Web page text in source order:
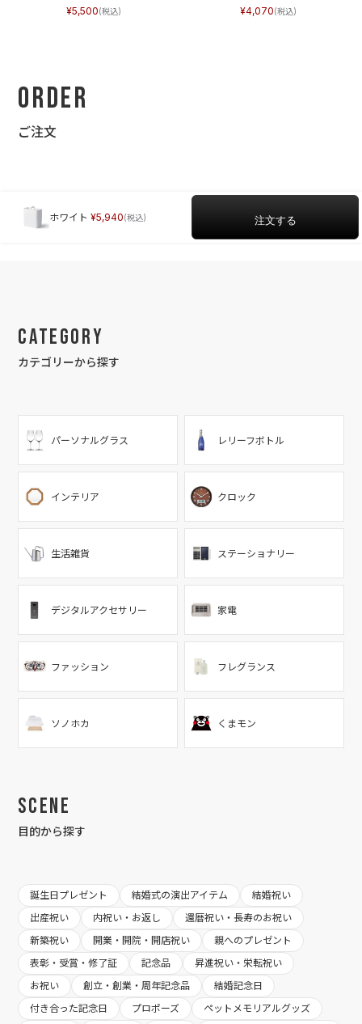
5,500
4,070
Order
ご注文
ホワイト 5,940
Category
カテゴリーから探す
パーソナルグラス レリーフボトル
インテリア クロック
生活雑貨 ステーショナリー
デジタルアクセサリー 家電
ファッション フレグランス
ソノホカ くまモン
Scene
目的から探す
誕生日プレゼント 結婚式の演出アイテム
結婚祝い
出産祝い
内祝い・お返し
還暦祝い・長寿のお祝い
新築祝い
開業・開院・開店祝い
親へのプレゼント
表彰・受賞・修了証
記念品
昇進祝い・栄転祝い
お祝い
創立・創業・周年記念品
結婚記念日
付き合った記念日
プロポーズ
ペットメモリアルグッズ